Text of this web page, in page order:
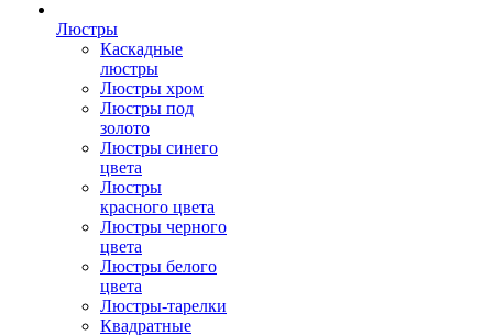
Люстры
Каскадные
люстры
Люстры хром
Люстры под
золото
Люстры синего
цвета
Люстры
красного цвета
Люстры черного
цвета
Люстры белого
цвета
Люстры-тарелки
Квадратные